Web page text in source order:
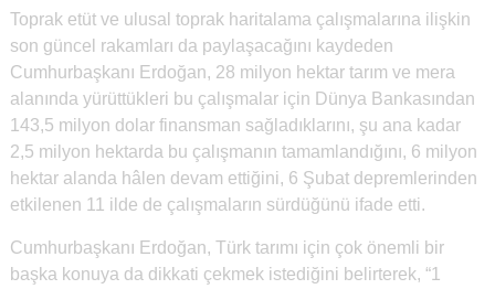
Toprak etüt ve ulusal toprak haritalama çalışmalarına ilişkin
son güncel rakamları da paylaşacağını kaydeden
Cumhurbaşkanı Erdoğan, 28 milyon hektar tarım ve mera
alanında yürüttükleri bu çalışmalar için Dünya Bankasından
143,5 milyon dolar finansman sağladıklarını, şu ana kadar
2,5 milyon hektarda bu çalışmanın tamamlandığını, 6 milyon
hektar alanda hâlen devam ettiğini, 6 Şubat depremlerinden
etkilenen 11 ilde de çalışmaların sürdüğünü ifade etti.
Cumhurbaşkanı Erdoğan, Türk tarımı için çok önemli bir
başka konuya da dikkati çekmek istediğini belirterek, “1